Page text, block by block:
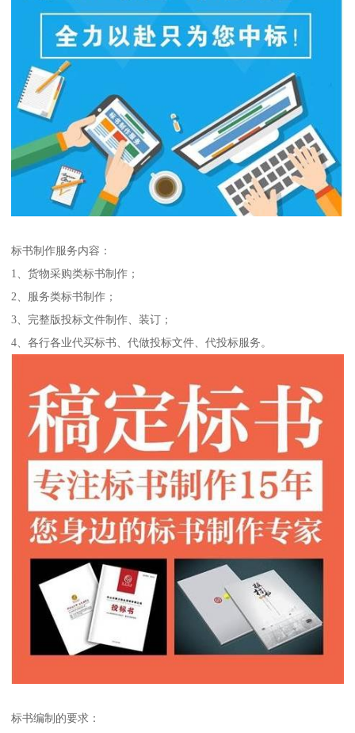
标书制作服务内容：
1、货物采购类标书制作；
2、服务类标书制作；
3、完整版投标文件制作、装订；
4、各行各业代买标书、代做投标文件、代投标服务。
标书编制的要求：